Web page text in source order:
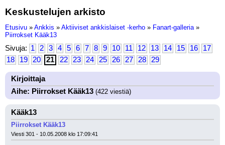
Keskustelujen arkisto
Etusivu » Ankkis » Aktiiviset ankkislaiset -kerho » Fanart-galleria »
Piirrokset Kääk13
Sivuja: 1 2 3 4 5 6 7 8 9 10 11 12 13 14 15 16
17
18
19 20 21 22 23 24 25 26 27 28 29
Kirjoittaja
Aihe: Piirrokset Kääk13 (422 viestiä)
Kääk13
Piirrokset Kääk13
Viesti 301 - 10.05.2008 klo 17:09:41